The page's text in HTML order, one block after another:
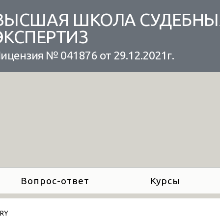
ШКОЛА
№ 041876 от 29.12.2021г.
Вопрос-ответ Курсы